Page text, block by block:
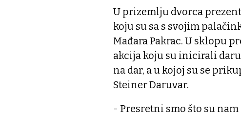
U prizemlju dvorca
koju su sa s svojim
Mađara Pakrac. U sklopu
akcija koju su inicirali
na dar, a u kojoj su se
Steiner Daruvar.
- Presretni smo što su